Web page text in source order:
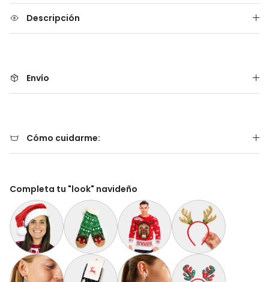
Descripción
Envío
Cómo cuidarme:
Completa tu "look" navideño
Gorro Navideño Santa Claus Suave y Gordito para Adultos
Calcetas Navideñas Afelpadas Verdes Cenefas
Suéter de Navidad para Hombre
Diadema Navideña de